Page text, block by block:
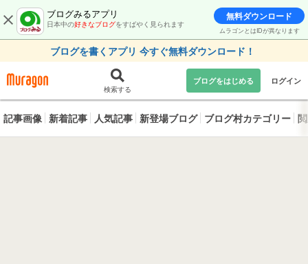
ブログみるアプリ
日本中の好きなブログをすばやく見られます
無料ダウンロード
ムラゴンとはIDが異なります
ブログを書くアプリ 今すぐ無料ダウンロード！
検索する
ブログをはじめる ログイン
記事画像 新着記事 人気記事 新登場ブログ ブログ村カテゴリー